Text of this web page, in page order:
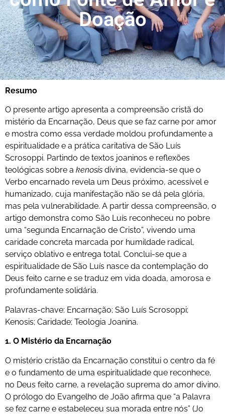
Doação
Resumo
O presente artigo apresenta a compreensão cristã do
mistério da Encarnação, Deus que se faz carne por amor
e mostra como essa verdade moldou profundamente a
espiritualidade e a prática caritativa de São Luís
Scrosoppi. Partindo de textos joaninos e reflexões
teológicas sobre a kenosis divina, evidencia-se que o
Verbo encarnado revela um Deus próximo, acessível e
humanizado, cuja manifestação não se dá pela glória,
mas pela vulnerabilidade. A partir dessa compreensão, o
artigo demonstra como São Luís reconheceu no pobre
uma “segunda Encarnação de Cristo”, vivendo uma
caridade concreta marcada por humildade radical,
serviço oblativo e entrega total. Conclui-se que a
espiritualidade de São Luís nasce da contemplação do
Deus feito carne e se traduz em vida doada, amorosa e
profundamente solidária.
Palavras-chave: Encarnação; São Luís Scrosoppi;
Kenosis; Caridade; Teologia Joanina.
1. O Mistério da Encarnação
O mistério cristão da Encarnação constitui o centro da fé
e o fundamento de uma espiritualidade que reconhece,
no Deus feito carne, a revelação suprema do amor divino.
O prólogo do Evangelho de João afirma que “a Palavra
se fez carne e estabeleceu sua morada entre nós” (Jo